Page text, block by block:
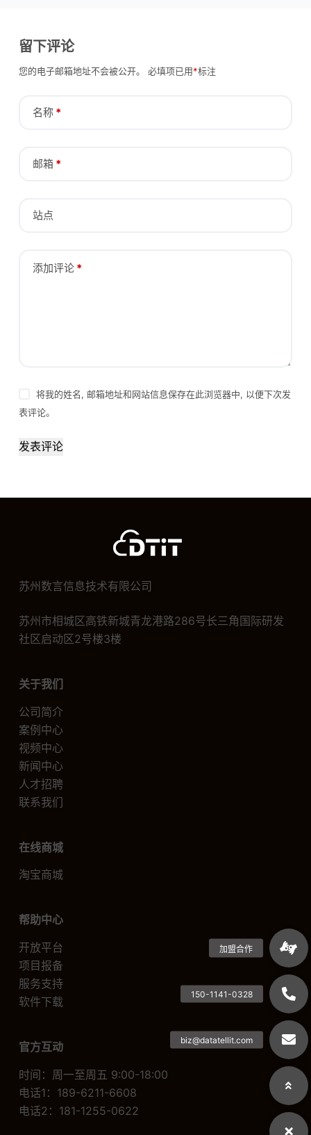
留下评论
您的电子邮箱地址不会被公开。 必填项已用*标注
名称*
邮箱*
站点
添加评论*
将我的姓名, 邮箱地址和网站信息保存在此浏览器中, 以便下次发
表评论。
发表评论
苏州数言信息技术有限公司
苏州市相城区高铁新城青龙港路286号长三角国际研发
社区启动区2号楼3楼
关于我们
公司简介
案例中心
视频中心
新闻中心
人才招聘
联系我们
在线商城
淘宝商城
帮助中心
开放平台
项目报备
服务支持
软件下载
官方互动
时间：周一至周五 9:00-18:00
电话1：189-6211-6608
电话2：181-1255-0622